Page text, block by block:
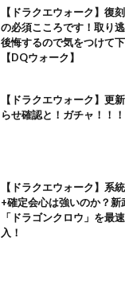
【ドラクエウォーク】復
の必須こころです！取り
後悔するので気をつけて下
【DQウォーク】
【ドラクエウォーク】更
らせ確認と！ガチャ！！！
【ドラクエウォーク】系
+確定会心は強いのか？新
「ドラゴンクロウ」を最
入！